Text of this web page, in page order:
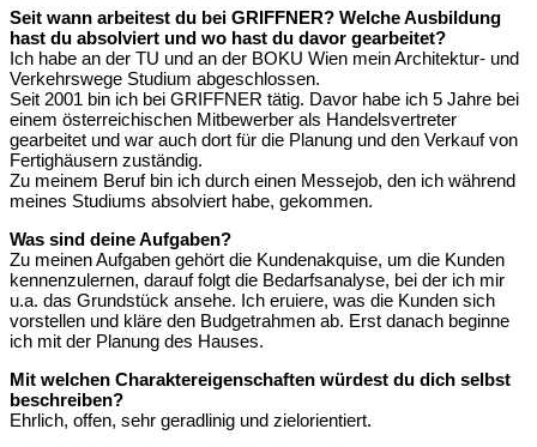
Seit wann arbeitest du bei GRIFFNER? Welche Ausbildung
hast du absolviert und wo hast du davor gearbeitet?
Ich habe an der TU und an der BOKU Wien mein Architektur- und
Verkehrswege Studium abgeschlossen.
Seit 2001 bin ich bei GRIFFNER tätig. Davor habe ich 5 Jahre bei
einem österreichischen Mitbewerber als Handelsvertreter
gearbeitet und war auch dort für die Planung und den Verkauf von
Fertighäusern zuständig.
Zu meinem Beruf bin ich durch einen Messejob, den ich während
meines Studiums absolviert habe, gekommen.
Was sind deine Aufgaben?
Zu meinen Aufgaben gehört die Kundenakquise, um die Kunden
kennenzulernen, darauf folgt die Bedarfsanalyse, bei der ich mir
u.a. das Grundstück ansehe. Ich eruiere, was die Kunden sich
vorstellen und kläre den Budgetrahmen ab. Erst danach beginne
ich mit der Planung des Hauses.
Mit welchen Charaktereigenschaften würdest du dich selbst
beschreiben?
Ehrlich, offen, sehr geradlinig und zielorientiert.